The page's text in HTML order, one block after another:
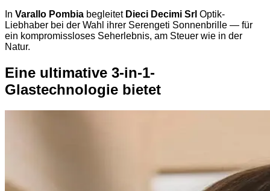
In Varallo Pombia begleitet Dieci Decimi Srl Optik-
Liebhaber bei der Wahl ihrer Serengeti Sonnenbrille — für
ein kompromissloses Seherlebnis, am Steuer wie in der
Natur.
Eine ultimative 3-in-1-
Glastechnologie bietet